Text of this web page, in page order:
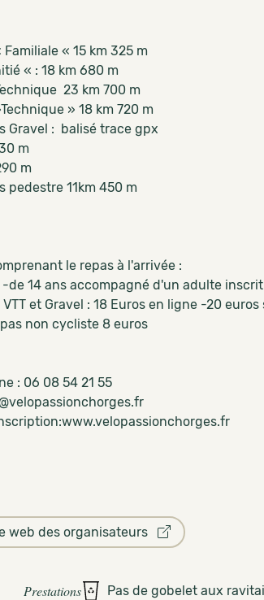
« 15 km 325 m
« : 18 km 680 m
23 km 700 m
» 18 km 720 m
Gravel : balisé trace gpx
m
m
pedestre 11km 450 m
le repas à l'arrivée :
de 14 ans accompagné d'un adulte
et Gravel : 18 Euros en ligne -20
non cycliste 8 euros
: 06 08 54 21 55
web des organisateurs
Prestations Pas de gobelet aux